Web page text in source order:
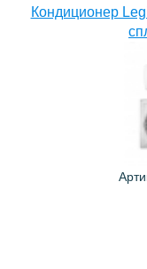
Кондиционер